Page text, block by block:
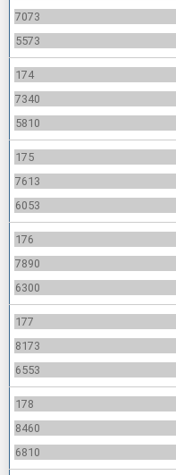
7073
5573
174
7340
5810
175
7613
6053
176
7890
6300
177
8173
6553
178
8460
6810